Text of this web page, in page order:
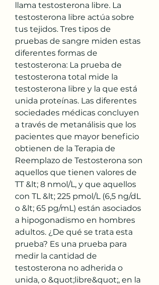
llama testosterona libre. La
testosterona libre actúa sobre
tus tejidos. Tres tipos de
pruebas de sangre miden estas
diferentes formas de
testosterona: La prueba de
testosterona total mide la
testosterona libre y la que está
unida proteínas. Las diferentes
sociedades médicas concluyen
a través de metanálisis que los
pacientes que mayor beneficio
obtienen de la Terapia de
Reemplazo de Testosterona son
aquellos que tienen valores de
TT &lt; 8 nmol/L, y que aquellos
con TL &lt; 225 pmol/L (6,5 ng/dL
o &lt; 65 pg/mL) están asociados
a hipogonadismo en hombres
adultos. ¿De qué se trata esta
prueba? Es una prueba para
medir la cantidad de
testosterona no adherida o
unida, o &quot;libre&quot;, en la